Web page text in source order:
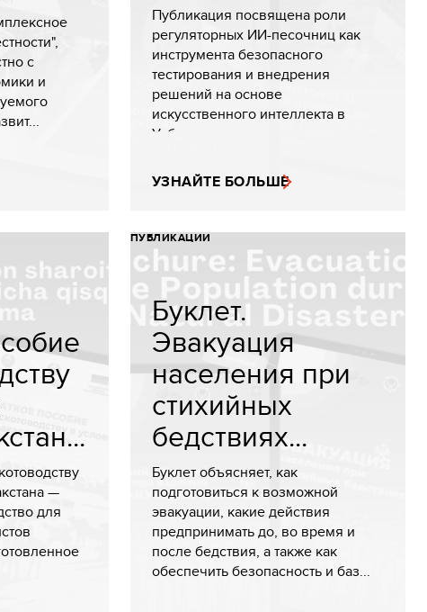
с
и
Публикация посвящена роли
регуляторных ИИ-песочниц как
инструмента безопасного
тестирования и внедрения
решений на основе
искусственного интеллекта в
Узбекистан...
УЗНАЙТЕ БОЛЬШЕ
—
для
ПУБЛИКАЦИИ
Буклет.
Эвакуация
населения при
стихийных
бедствиях...
Буклет объясняет, как
подготовиться к возможной
эвакуации, какие действия
предпринимать до, во время и
после бедствия, а также как
обеспечить безопасность и баз...